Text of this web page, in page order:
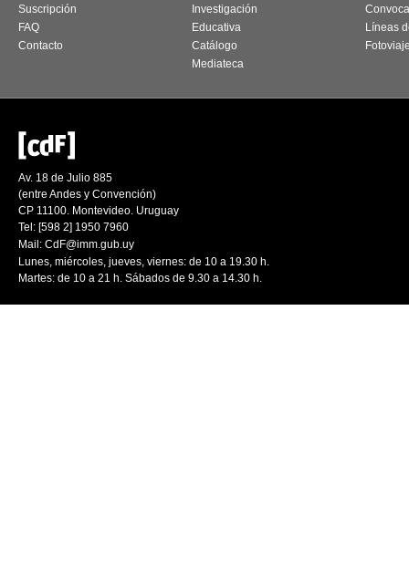
Suscripción
FAQ
Contacto
Investigación
Educativa
Catálogo
Mediateca
Líneas
Av. 18 de Julio 885
(entre Andes y Convención)
CP 11100. Montevideo. Uruguay
Tel: [598 2] 1950 7960
Mail: CdF@imm.gub.uy
Lunes, miércoles, jueves, viernes: de 10 a 19.30 h.
Martes: de 10 a 21 h. Sábados de 9.30 a 14.30 h.